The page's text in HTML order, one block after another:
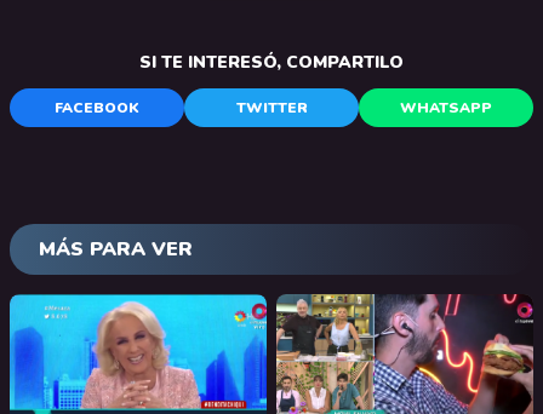
SI TE INTERESÓ, COMPARTILO
FACEBOOK TWITTER WHATSAPP
MÁS PARA VER